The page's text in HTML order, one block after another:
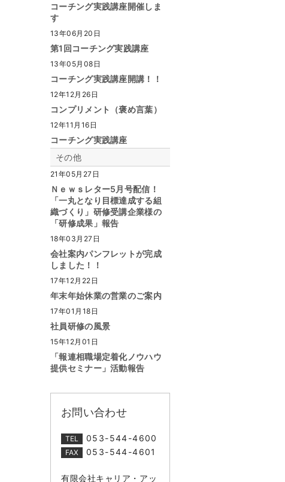
コーチング実践講座開催しま
す
13年06月20日
第1回コーチング実践講座
13年05月08日
コーチング実践講座開講！！
12年12月26日
コンプリメント（褒め言葉）
12年11月16日
コーチング実践講座
その他
21年05月27日
Ｎｅｗｓレター5月号配信！
「一丸となり目標達成する組
織づくり」研修受講企業様の
「研修成果」報告
18年03月27日
会社案内パンフレットが完成
しました！！
17年12月22日
年末年始休業の営業のご案内
17年01月18日
社員研修の風景
15年12月01日
「報連相職場定着化ノウハウ
提供セミナー」活動報告
お問い合わせ
TEL 053-544-4600
FAX 053-544-4601
有限会社キャリア・アッ